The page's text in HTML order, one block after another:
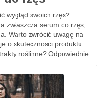
wygląd swoich rzęs?
zwłaszcza serum do rzęs,
Warto zwrócić uwagę na
o skuteczności produktu.
roślinne? Odpowiednie